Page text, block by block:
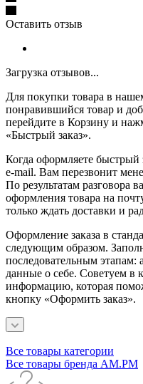
Оставить отзыв
Загрузка отзывов...
Для покупки товара в
понравившийся товар и
перейдите в Корзину и
«Быстрый заказ».
Когда оформляете
e-mail. Вам перезвонит
По результатам разговора
оформления товара на
только ждать доставки и
Оформление заказа в
следующим образом.
последовательным этапам:
данные о себе. Советуем в
информацию, которая
кнопку «Оформить заказ».
Все товары категории
Все товары бренда AM.PM